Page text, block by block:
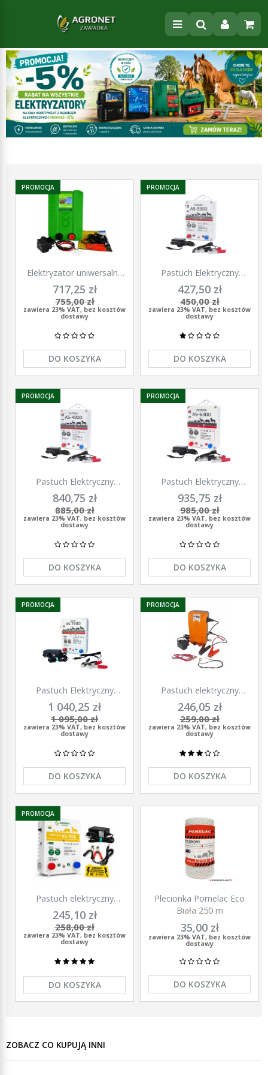
Elektryzator uniwersalny
TITAN DUO 3000, dla
koni, bydła, owiec i kóz,
2,0 J, Kerbl
717,25 zł
755,00 zł
zawiera 23% VAT, bez kosztów
dostawy
DO KOSZYKA
PROMOCJA
Pastuch Elektryczny
Elektryzator uniwersalny
Pomelac AS-3300 3,3 Jula
427,50 zł
450,00 zł
zawiera 23% VAT, bez kosztów
dostawy
DO KOSZYKA
PROMOCJA
Pastuch Elektryczny
Elektryzator uniwersalny
Pomelac AS-4900 4,9Jula
840,75 zł
885,00 zł
zawiera 23% VAT, bez kosztów
dostawy
DO KOSZYKA
PROMOCJA
Pastuch Elektryczny
Elektryzator uniwersalny
Pomelac AS-6300 6,3Jula
935,75 zł
985,00 zł
zawiera 23% VAT, bez kosztów
dostawy
DO KOSZYKA
PROMOCJA
Pastuch Elektryczny
Elektryzator uniwersalny
Pomelac AS-7900 7,9 Jula
1 040,25 zł
1 095,00 zł
zawiera 23% VAT, bez kosztów
dostawy
DO KOSZYKA
PROMOCJA
Pastuch elektryczny
elektryzator uniwersalny z
zasilaczem 9/12/230V
Unitra - U1000
246,05 zł
259,00 zł
zawiera 23% VAT, bez kosztów
dostawy
DO KOSZYKA
PROMOCJA
Pastuch elektryczny
polski elektryzator
uniwersalny Agronet AS-
1100 12V/230
245,10 zł
258,00 zł
zawiera 23% VAT, bez kosztów
dostawy
DO KOSZYKA
PROMOCJA
Plecionka Pomelac Eco
Biała 250 m
35,00 zł
zawiera 23% VAT, bez kosztów
dostawy
DO KOSZYKA
ZOBACZ CO KUPUJĄ INNI